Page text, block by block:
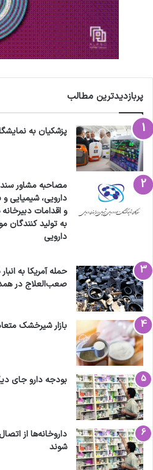
پربازدیدترین مطالب
پزشکیان به
مصاحبه مشاور
دارویی، شیمیایی و
و اقدامات
به تولید کنندگان
دارویی
حمله آمریکا به
صعب‌العلاج در
بازار شیرخشک
بودجه دارو جای
داروخانه‌ها از
شوند